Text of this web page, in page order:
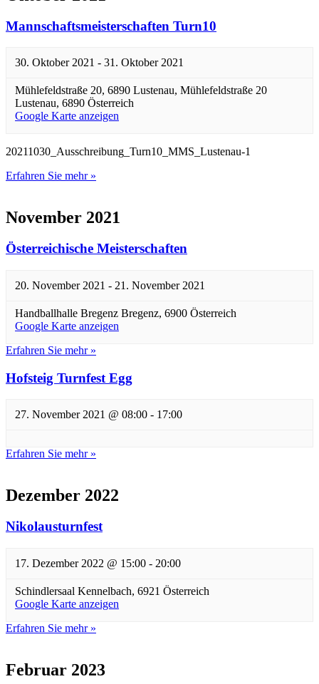
Mannschaftsmeisterschaften Turn10
30. Oktober 2021 - 31. Oktober 2021
Mühlefeldstraße 20, 6890 Lustenau, Mühlefeldstraße 20
Lustenau, 6890 Österreich
Google Karte anzeigen
20211030_Ausschreibung_Turn10_MMS_Lustenau-1
Erfahren Sie mehr »
November 2021
Österreichische Meisterschaften
20. November 2021 - 21. November 2021
Handballhalle Bregenz Bregenz, 6900 Österreich
Google Karte anzeigen
Erfahren Sie mehr »
Hofsteig Turnfest Egg
27. November 2021 @ 08:00 - 17:00
Erfahren Sie mehr »
Dezember 2022
Nikolausturnfest
17. Dezember 2022 @ 15:00 - 20:00
Schindlersaal Kennelbach, 6921 Österreich
Google Karte anzeigen
Erfahren Sie mehr »
Februar 2023